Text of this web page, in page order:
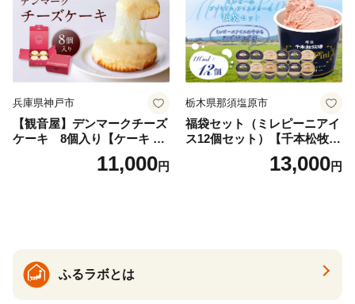
兵庫県神戸市
【観音屋】デンマークチーズ
ケーキ 8個入り【ケーキ チ
ーズケーキ 人気スイーツ お
すすめスイーツ 神戸スイー
11,000円
栃木県那須塩原市
福袋セット（ミレピーニアイ
ス12個セット）【千本松牧
場】 ns025-014-12 【デザー
ト 詰め合わせ ギフト】
13,000円
ふるラボとは